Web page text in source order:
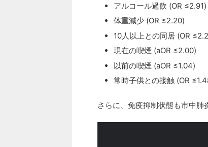
アルコール過飲 (OR ≤2.91)
体重減少 (OR ≤2.20)
10人以上との同居 (OR
現在の喫煙 (aOR ≤2.00)
以前の喫煙 (aOR ≤1.04)
常時子供との接触 (OR
さらに、免疫抑制状態も市中肺